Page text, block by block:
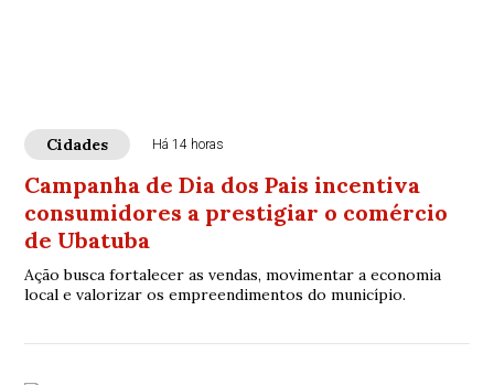
Cidades Há 14 horas
Campanha de Dia dos Pais incentiva
consumidores a prestigiar o comércio
de Ubatuba
Ação busca fortalecer as vendas, movimentar a economia
local e valorizar os empreendimentos do município.